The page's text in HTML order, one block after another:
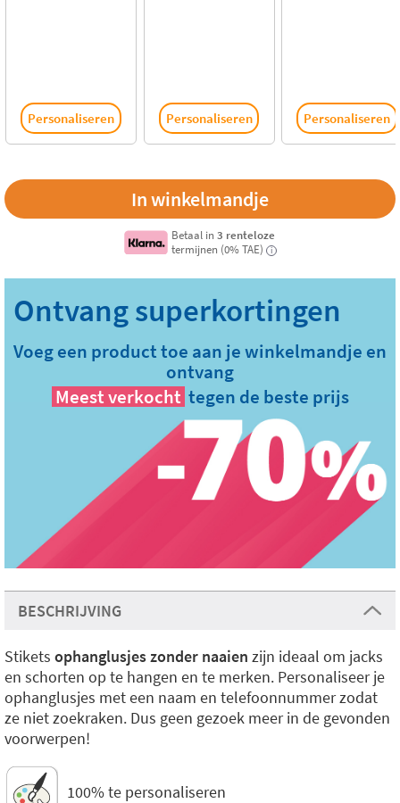
Personaliseren Personaliseren Personaliseren
Betaal in3 renteloze
termijnen (0% TAE)
i
Voeg een product toe aan je winkelmandje en
ontvang
Meest verkocht tegen de beste prijs
BESCHRIJVING
Stikets ophanglusjes zonder naaien zijn ideaal om jacks
en schorten op te hangen en te merken. Personaliseer je
ophanglusjes met een naam en telefoonnummer zodat
ze niet zoekraken. Dus geen gezoek meer in de gevonden
voorwerpen!
100% te personaliseren